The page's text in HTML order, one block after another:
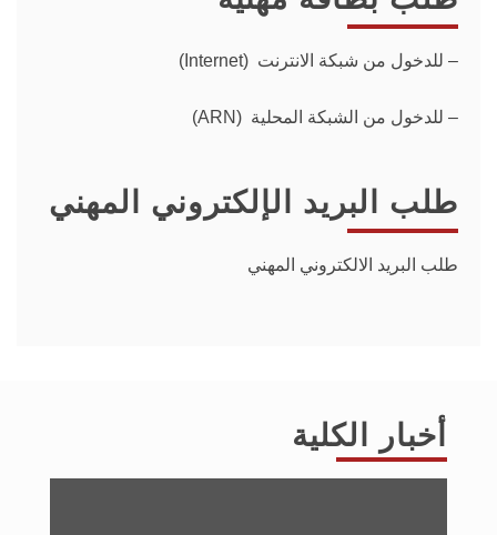
– للدخول من شبكة الانترنت (Internet)
– للدخول من الشبكة المحلية (ARN)
طلب البريد الإلكتروني المهني
طلب البريد الالكتروني المهني
أخبار الكلية